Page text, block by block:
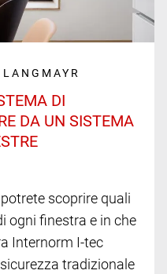
DI
DA UN SISTEMA
scoprire quali
ogni finestra e in che
Internorm I-tec
tradizionale